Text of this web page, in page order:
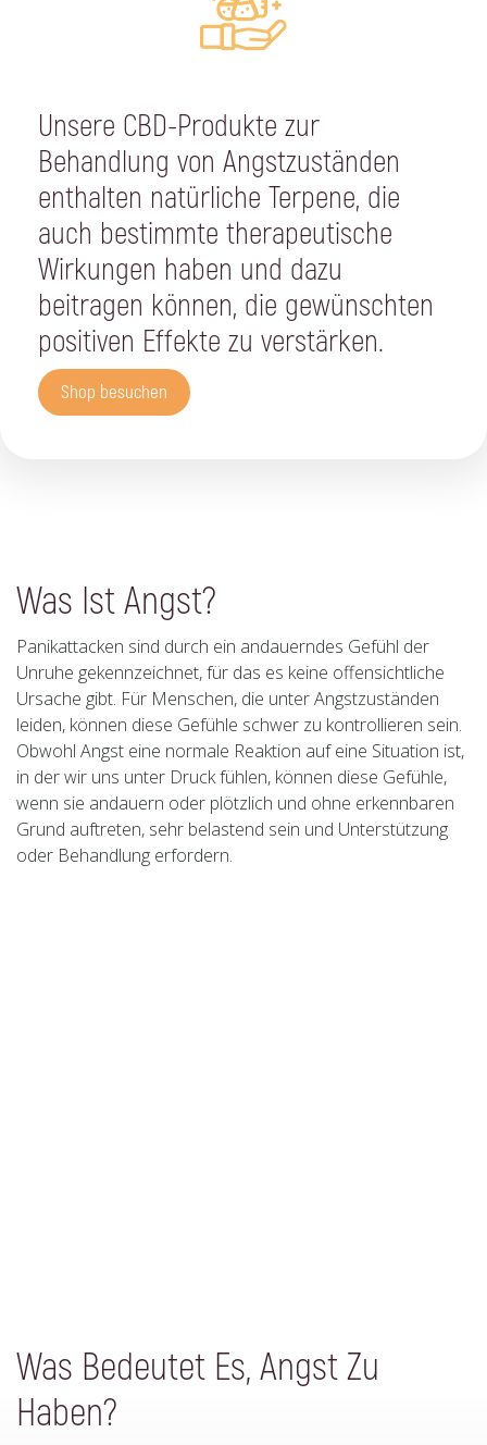
Unsere CBD-Produkte zur
Behandlung von Angstzuständen
enthalten natürliche Terpene, die
auch bestimmte therapeutische
Wirkungen haben und dazu
beitragen können, die gewünschten
positiven Effekte zu verstärken.
Shop besuchen
Was Ist Angst?
Panikattacken sind durch ein andauerndes Gefühl der
Unruhe gekennzeichnet, für das es keine offensichtliche
Ursache gibt. Für Menschen, die unter Angstzuständen
leiden, können diese Gefühle schwer zu kontrollieren sein.
Obwohl Angst eine normale Reaktion auf eine Situation ist,
in der wir uns unter Druck fühlen, können diese Gefühle,
wenn sie andauern oder plötzlich und ohne erkennbaren
Grund auftreten, sehr belastend sein und Unterstützung
oder Behandlung erfordern.
Was Bedeutet Es, Angst Zu
Haben?